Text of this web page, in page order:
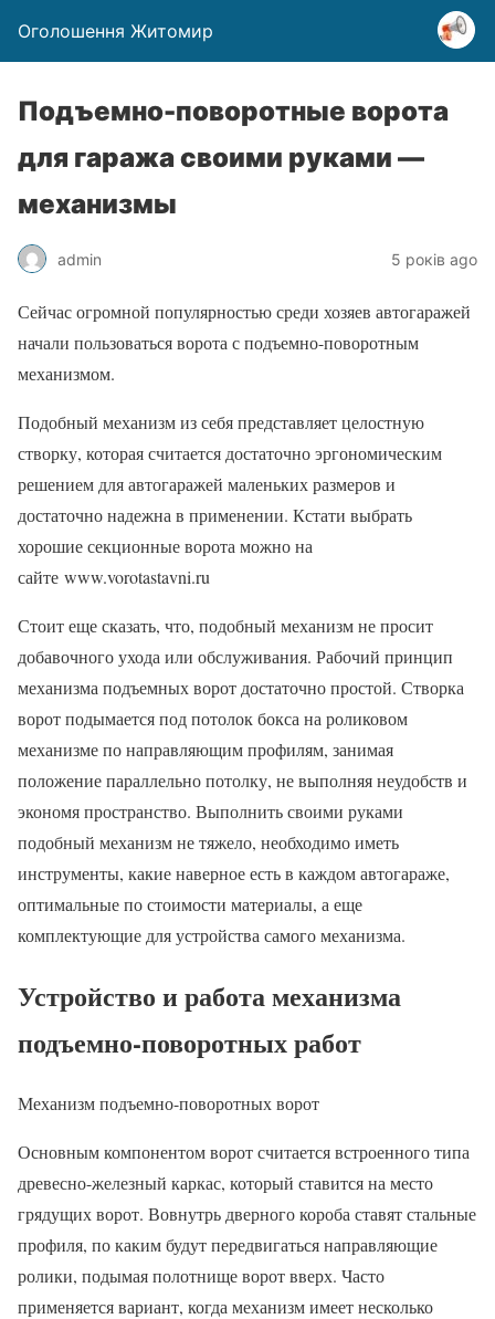
Оголошення Житомир
Подъемно-поворотные ворота
для гаража своими руками —
механизмы
admin 5 років ago
Сейчас огромной популярностью среди хозяев автогаражей
начали пользоваться ворота с подъемно-поворотным
механизмом.
Подобный механизм из себя представляет целостную
створку, которая считается достаточно эргономическим
решением для автогаражей маленьких размеров и
достаточно надежна в применении. Кстати выбрать
хорошие секционные ворота можно на
сайте www.vorotastavni.ru
Стоит еще сказать, что, подобный механизм не просит
добавочного ухода или обслуживания. Рабочий принцип
механизма подъемных ворот достаточно простой. Створка
ворот подымается под потолок бокса на роликовом
механизме по направляющим профилям, занимая
положение параллельно потолку, не выполняя неудобств и
экономя пространство. Выполнить своими руками
подобный механизм не тяжело, необходимо иметь
инструменты, какие наверное есть в каждом автогараже,
оптимальные по стоимости материалы, а еще
комплектующие для устройства самого механизма.
Устройство и работа механизма
подъемно-поворотных работ
Механизм подъемно-поворотных ворот
Основным компонентом ворот считается встроенного типа
древесно-железный каркас, который ставится на место
грядущих ворот. Вовнутрь дверного короба ставят стальные
профиля, по каким будут передвигаться направляющие
ролики, подымая полотнище ворот вверх. Часто
применяется вариант, когда механизм имеет несколько